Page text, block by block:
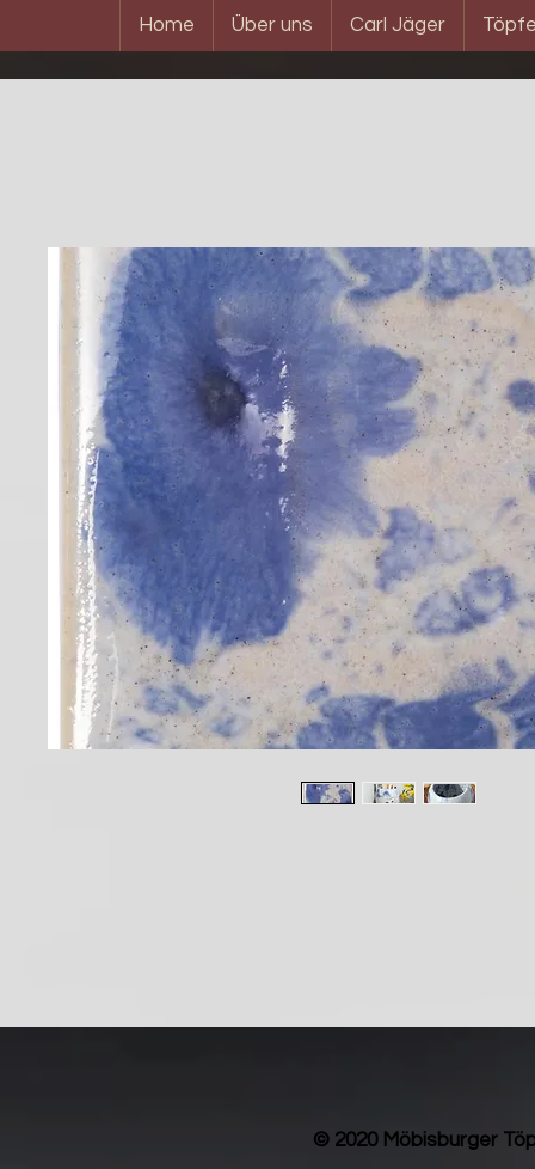
Home Über uns Carl Jäger
© 2020 Möbisburger